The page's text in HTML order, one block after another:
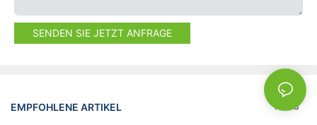
SENDEN SIE JETZT ANFRAGE
EMPFOHLENE ARTIKEL NEWS